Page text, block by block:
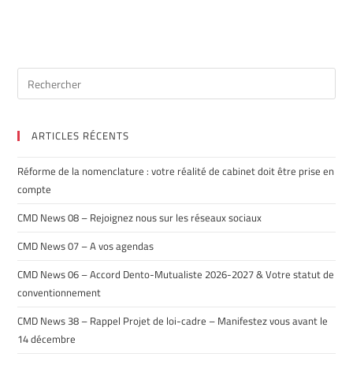
ARTICLES RÉCENTS
Réforme de la nomenclature : votre réalité de cabinet doit être prise en
compte
CMD News 08 – Rejoignez nous sur les réseaux sociaux
CMD News 07 – A vos agendas
CMD News 06 – Accord Dento-Mutualiste 2026-2027 & Votre statut de
conventionnement
CMD News 38 – Rappel Projet de loi-cadre – Manifestez vous avant le
14 décembre